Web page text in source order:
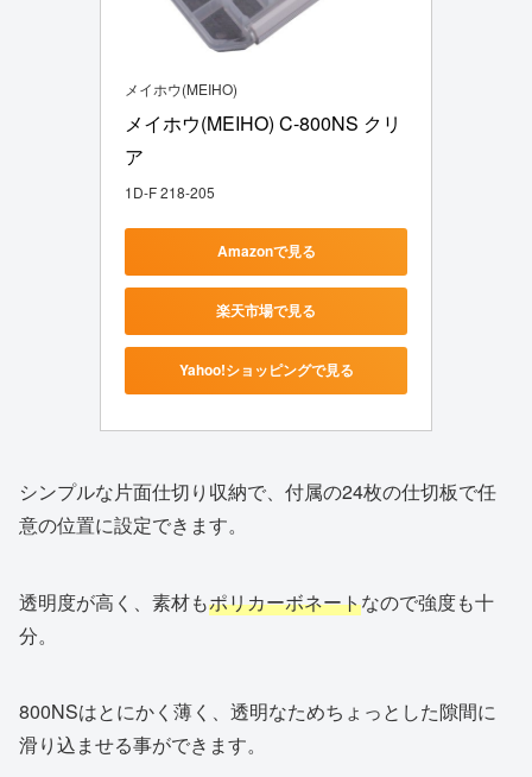
メイホウ(MEIHO)
メイホウ(MEIHO) C-800NS クリ
ア
1D-F 218-205
Amazonで見る
楽天市場で見る
Yahoo!ショッピングで見る
シンプルな片面仕切り収納で、付属の24枚の仕切板で任
意の位置に設定できます。
透明度が高く、素材もポリカーボネートなので強度も十
分。
800NSはとにかく薄く、透明なためちょっとした隙間に
滑り込ませる事ができます。